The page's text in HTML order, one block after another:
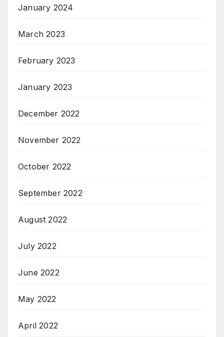
January 2024
March 2023
February 2023
January 2023
December 2022
November 2022
October 2022
September 2022
August 2022
July 2022
June 2022
May 2022
April 2022